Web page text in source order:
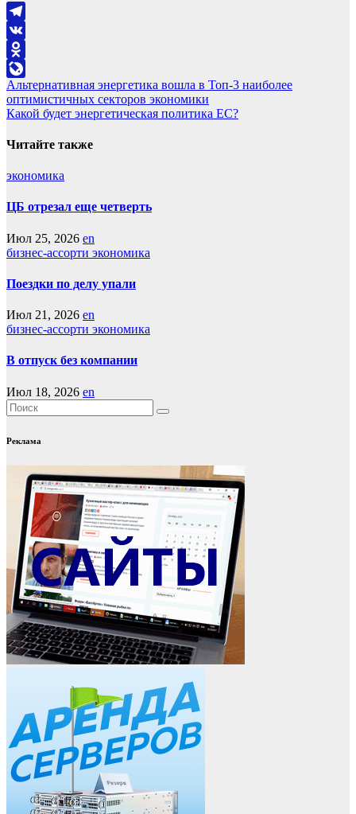
Telegram
VK
Odnoklassniki
LiveJournal
Навигация
по
Альтернативная энергетика вошла в Топ-3 наиболее
оптимистичных секторов экономики
Какой будет энергетическая политика ЕС?
Читайте также
экономика
ЦБ отрезал еще четверть
Июл 25, 2026 en
бизнес-ассорти экономика
Поездки по делу упали
Июл 21, 2026 en
бизнес-ассорти экономика
В отпуск без компании
Июл 18, 2026 en
Реклама